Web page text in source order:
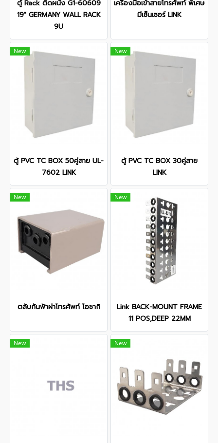
ตู้ Rack ติดผนัง G1-60609
19" GERMANY WALL RACK
9U
เครื่องมือเข้าสายโทรศัพท์ พิเศษ
มีเซ็นเซอร์ LINK
New
ตู้ PVC TC BOX 50คู่สาย UL-
7602 LINK
New
ตู้ PVC TC BOX 30คู่สาย
LINK
New
ตลับกันฟ้าผ่าโทรศัพท์ โอซากิ
New
Link BACK-MOUNT FRAME
11 POS,DEEP 22MM
New New